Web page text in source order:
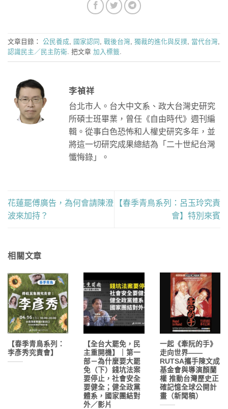
文章目錄： 公民養成, 國家認同 , 戰後台灣, 獨裁的進化與反撲, 當代台灣,
認識民主／民主防衛. 把文章 加入標籤.
李禎祥
台北市人。台大中文系、政大台灣史研究
所碩士班畢業，曾任《自由時代》週刊編
輯。從事白色恐怖和人權史研究多年，並
將這一切研究成果總結為「二十世紀台灣
懺悔錄」。
花蓮罷傅廣告，為何會請陳澄
波來加持？
【春季青鳥系列：呂玉玲究責
會】特別來賓
相關文章
【春季青鳥系列：
李彥秀究責會】
【全台大罷免，民
主重開機】｜第一
部－為什麼要大罷
免（下）錢坑法案
要停止，社會安全
要健全；健全政黨
體系，國家團結對
外／影片
一起《牽阮的手》
走向世界——
RUTSA攜手陳文成
基金會與導演顏蘭
權 推動台灣歷史正
確記憶全球公開計
畫（新聞稿）